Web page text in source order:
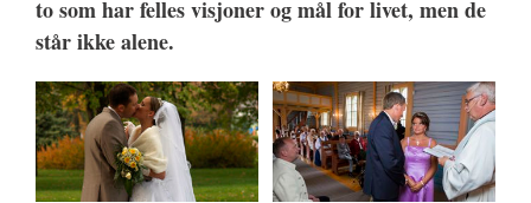
to som har felles visjoner og mål for livet, men de
står ikke alene.